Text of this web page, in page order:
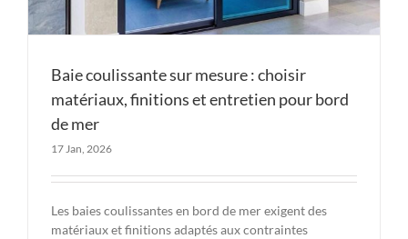
Baie coulissante sur mesure : choisir
matériaux, finitions et entretien pour bord
de mer
17 Jan, 2026
Les baies coulissantes en bord de mer exigent des
matériaux et finitions adaptés aux contraintes